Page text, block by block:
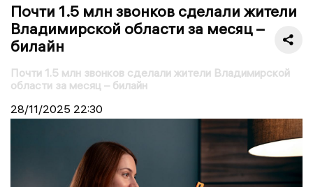
Почти 1.5 млн звонков сделали жители
Владимирской области за месяц –
билайн
Почти 1.5 млн звонков сделали жители Владимирской
области за месяц – билайн
28/11/2025 22:30